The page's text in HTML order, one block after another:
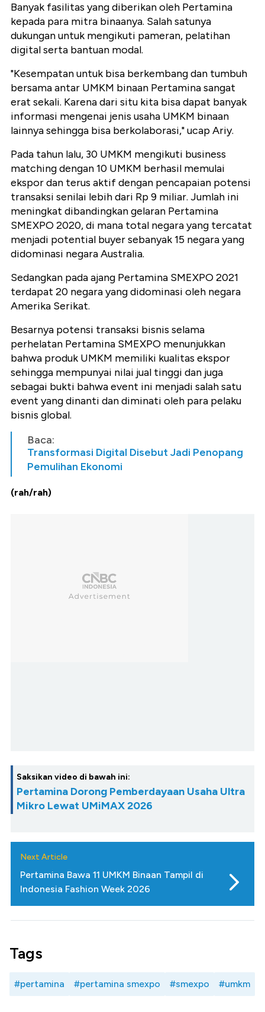
Banyak fasilitas yang diberikan oleh Pertamina
kepada para mitra binaanya. Salah satunya
dukungan untuk mengikuti pameran, pelatihan
digital serta bantuan modal.
"Kesempatan untuk bisa berkembang dan tumbuh
bersama antar UMKM binaan Pertamina sangat
erat sekali. Karena dari situ kita bisa dapat banyak
informasi mengenai jenis usaha UMKM binaan
lainnya sehingga bisa berkolaborasi," ucap Ariy.
Pada tahun lalu, 30 UMKM mengikuti business
matching dengan 10 UMKM berhasil memulai
ekspor dan terus aktif dengan pencapaian potensi
transaksi senilai lebih dari Rp 9 miliar. Jumlah ini
meningkat dibandingkan gelaran Pertamina
SMEXPO 2020, di mana total negara yang tercatat
menjadi potential buyer sebanyak 15 negara yang
didominasi negara Australia.
Sedangkan pada ajang Pertamina SMEXPO 2021
terdapat 20 negara yang didominasi oleh negara
Amerika Serikat.
Besarnya potensi transaksi bisnis selama
perhelatan Pertamina SMEXPO menunjukkan
bahwa produk UMKM memiliki kualitas ekspor
sehingga mempunyai nilai jual tinggi dan juga
sebagai bukti bahwa event ini menjadi salah satu
event yang dinanti dan diminati oleh para pelaku
bisnis global.
Baca:
Transformasi Digital Disebut Jadi Penopang
Pemulihan Ekonomi
(rah/rah)
Saksikan video di bawah ini:
Pertamina Dorong Pemberdayaan Usaha Ultra
Mikro Lewat UMiMAX 2026
Next Article
Pertamina Bawa 11 UMKM Binaan Tampil di
Indonesia Fashion Week 2026
Tags
#pertamina #pertamina smexpo #smexpo #umkm